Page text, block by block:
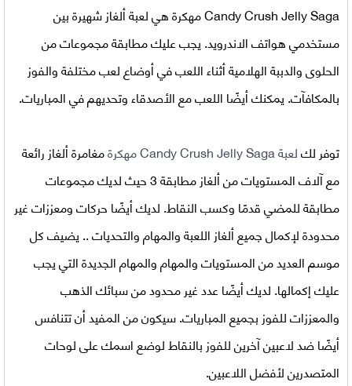
Candy Crush Jelly Saga مهكرة
هي لعبة ألغاز شهيرة بين
مستخدمي هواتف الاندرويد. يجب عليك مطابقة مجموعات من
الحلوى والدببة الهلامية أثناء اللعب في أوضاع لعب مختلفة والفوز
بالمكافآت. يمكنك أيضًا اللعب مع الأصدقاء وتحديهم في المباريات.
توفر لكلعبةCandy Crush Jelly Saga مهكرة
مغامرة ألغاز رائعة
مع آلاف المستويات من ألغاز مطابقة 3 حيث لديك مجموعات
مطابقة للمضي قدمًا وكسب النقاط. لديك أيضًا حركات ومعززات غير
محدودة لإكمال جميع ألغاز اللعبة والمهام والتحديات .. يضيف كل
موسم العديد من المستويات والمهام والمهام الجديدة التي يجب
عليك إكمالها. لديك أيضًا عدد غير محدود من سبائك الذهب
والمعززات للفوز بجميع المباريات. سيكون من المفيد أن تتنافس
أيضًا ضد لاعبين آخرين للفوز بالنقاط لوضع اسمك على لوحات
المتصدرين لأفضل اللاعبين.